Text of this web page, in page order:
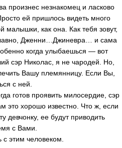
произнес незнакомец и ласково
ей пришлось видеть много
малышки, как она. Как тебя зовут,
Дженни…Джиневра… и сама
когда улыбаешься — вот
сэр Николас, я не чародей. Но,
Вашу племянницу. Если Вы,
с ней.
готов проявить милосердие, сэр
это хорошо известно. Что ж, если
девчонку, ее будут приводить
с Вами.
с этим человеком.